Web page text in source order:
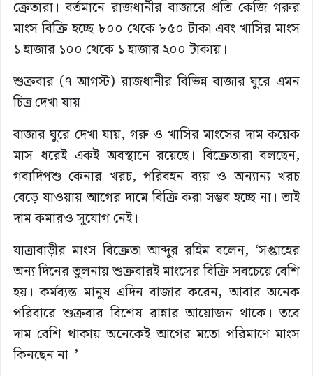
ক্রেতারা। বর্তমানে রাজধানীর বাজারে প্রতি কেজি গরুর
মাংস বিক্রি হচ্ছে ৮০০ থেকে ৮৫০ টাকা এবং খাসির মাংস
১ হাজার ১০০ থেকে ১ হাজার ২০০ টাকায়।
শুক্রবার (৭ আগস্ট) রাজধানীর বিভিন্ন বাজার ঘুরে এমন
চিত্র দেখা যায়।
বাজার ঘুরে দেখা যায়, গরু ও খাসির মাংসের দাম কয়েক
মাস ধরেই একই অবস্থানে রয়েছে। বিক্রেতারা বলছেন,
গবাদিপশু কেনার খরচ, পরিবহন ব্যয় ও অন্যান্য খরচ
বেড়ে যাওয়ায় আগের দামে বিক্রি করা সম্ভব হচ্ছে না। তাই
দাম কমারও সুযোগ নেই।
যাত্রাবাড়ীর মাংস বিক্রেতা আব্দুর রহিম বলেন, ‘সপ্তাহের
অন্য দিনের তুলনায় শুক্রবারই মাংসের বিক্রি সবচেয়ে বেশি
হয়। কর্মব্যস্ত মানুষ এদিন বাজার করেন, আবার অনেক
পরিবারে শুক্রবার বিশেষ রান্নার আয়োজন থাকে। তবে
দাম বেশি থাকায় অনেকেই আগের মতো পরিমাণে মাংস
কিনছেন না।’